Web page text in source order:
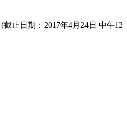
截止日期：2017年4月24日 中午12